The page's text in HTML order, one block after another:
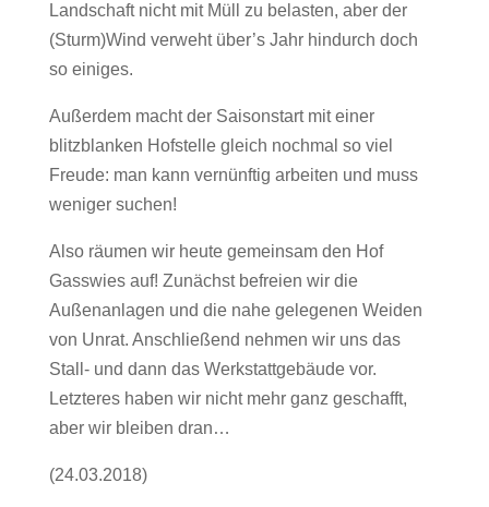
Landschaft nicht mit Müll zu belasten, aber der
(Sturm)Wind verweht über’s Jahr hindurch doch
so einiges.
Außerdem macht der Saisonstart mit einer
blitzblanken Hofstelle gleich nochmal so viel
Freude: man kann vernünftig arbeiten und muss
weniger suchen!
Also räumen wir heute gemeinsam den Hof
Gasswies auf! Zunächst befreien wir die
Außenanlagen und die nahe gelegenen Weiden
von Unrat. Anschließend nehmen wir uns das
Stall- und dann das Werkstattgebäude vor.
Letzteres haben wir nicht mehr ganz geschafft,
aber wir bleiben dran…
(24.03.2018)